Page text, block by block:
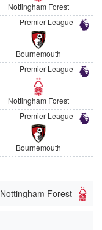
Nottingham Forest
Premier League
Bournemouth
Premier League
Nottingham Forest
Premier League
Bournemouth
Nottingham Forest